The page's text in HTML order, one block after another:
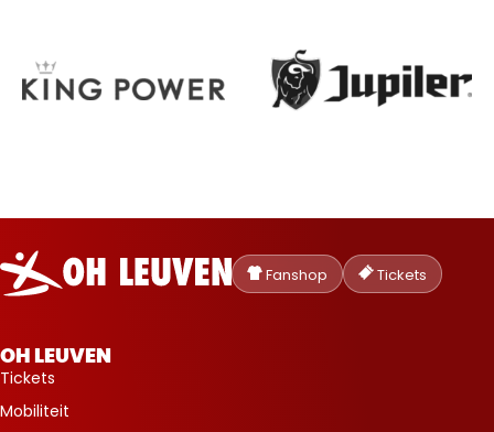
Oud-
Heverlee
Leuven
Fanshop Tickets
OH LEUVEN
Tickets
Mobiliteit